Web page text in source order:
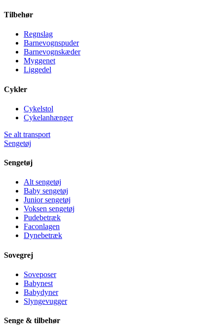
Tilbehør
Regnslag
Barnevognspuder
Barnevognskæder
Myggenet
Liggedel
Cykler
Cykelstol
Cykelanhænger
Se alt transport
Sengetøj
Sengetøj
Alt sengetøj
Baby sengetøj
Junior sengetøj
Voksen sengetøj
Pudebetræk
Faconlagen
Dynebetræk
Sovegrej
Soveposer
Babynest
Babydyner
Slyngevugger
Senge & tilbehør